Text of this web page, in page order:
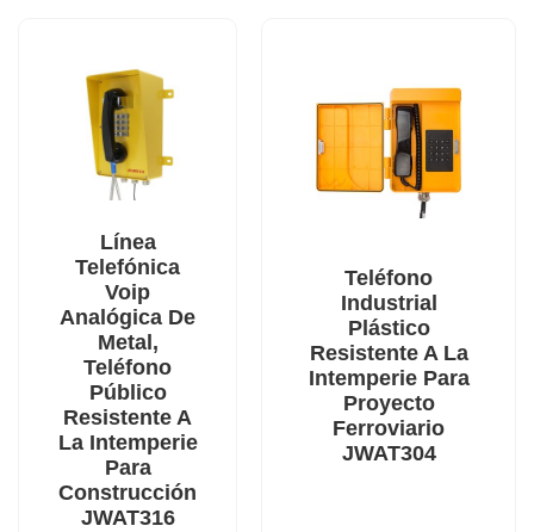
Línea
Telefónica
Voip
Analógica De
Metal,
Teléfono
Público
Resistente A
La Intemperie
Para
Construcción
JWAT316
Teléfono
Industrial
Plástico
Resistente A La
Intemperie Para
Proyecto
Ferroviario
JWAT304